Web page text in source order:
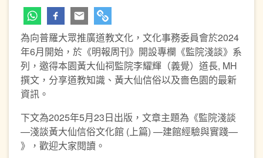
為向普羅大眾推廣道教文化，文化事務委員會於2024
年6月開始，於《明報周刊》開設專欄《監院淺談》系
列，邀得本園黃大仙祠監院李耀輝（義覺）道長, MH
撰文，分享道教知識、黃大仙信俗以及嗇色園的最新
資訊。
下文為2025年5月23日出版，文章主題為《監院淺談
—淺談黃大仙信俗文化館 (上篇) —建館經驗與實踐—
》，歡迎大家閱讀。